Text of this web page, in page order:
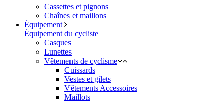
Cassettes et pignons
Chaînes et maillons
Équipement
Équipement du cycliste
Casques
Lunettes
Vêtements de cyclisme
Cuissards
Vestes et gilets
Vêtements Accessoires
Maillots